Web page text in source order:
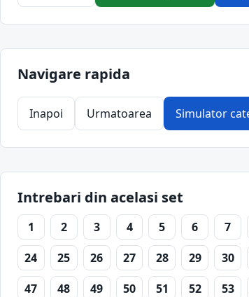
Navigare rapida
Inapoi Urmatoarea Simulator
Intrebari din acelasi set
1 2 3 4 5 6 7
24
25 26 27 28 29 30
47
48 49 50 51 52 53